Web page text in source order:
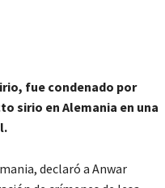
fue condenado por
sirio en Alemania en una
declaró a Anwar